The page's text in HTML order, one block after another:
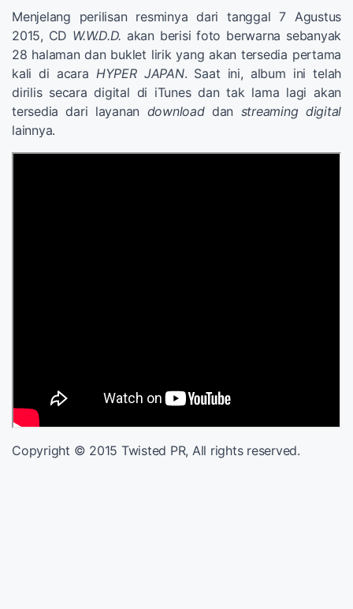
Menjelang perilisan resminya dari tanggal 7 Agustus
2015, CD W.W.D.D. akan berisi foto berwarna sebanyak
28 halaman dan buklet lirik yang akan tersedia pertama
kali di acara HYPER JAPAN. Saat ini, album ini telah
dirilis secara digital di iTunes dan tak lama lagi akan
tersedia dari layanan downloaddan streaming digital
lainnya.
Copyright © 2015 Twisted PR, All rights reserved.